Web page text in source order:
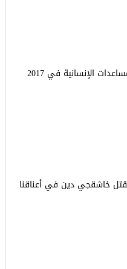
الإنسانية في 2017
خاشقجي دين في أعناقنا